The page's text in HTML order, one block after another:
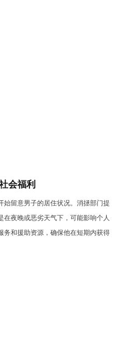
会福利
始留意男子的居住状况。消拯部门提
夜晚或恶劣天气下，可能影响个人
务和援助资源，确保他在短期内获得